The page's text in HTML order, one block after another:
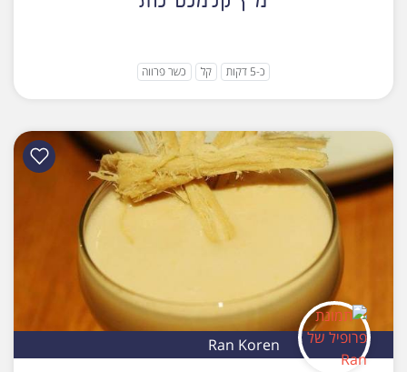
כ-5 דקות קל כשר פרווה
Ran Koren